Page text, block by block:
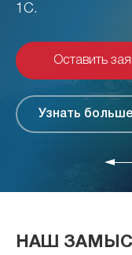
1С.
Оставить
Узнать больше
НАШ